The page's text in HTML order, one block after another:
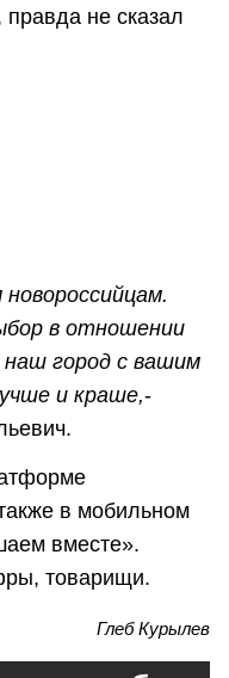
не сказал
в отношении
город с вашим
и краше,-
в мобильном
вместе».
товарищи.
Глеб Курылев